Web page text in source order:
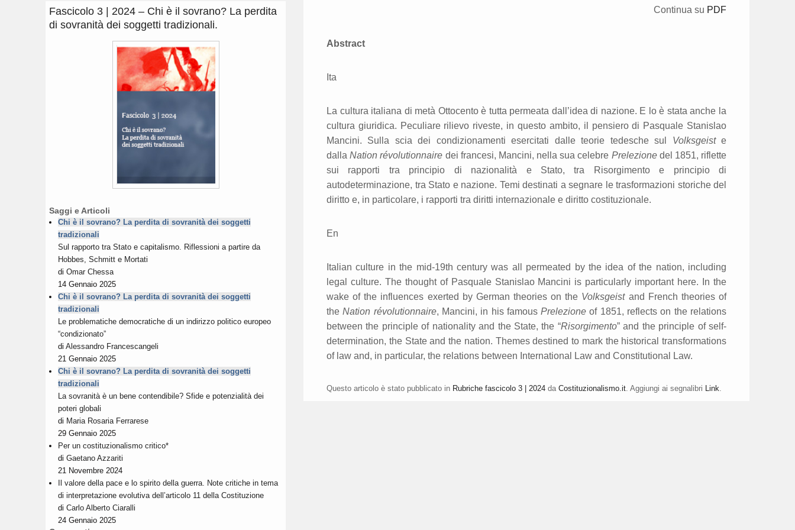
Continua su PDF
Abstract
Ita
La cultura italiana di metà Ottocento è tutta permeata dall’idea di nazione. E lo è stata anche la
cultura giuridica. Peculiare rilievo riveste, in questo ambito, il pensiero di Pasquale Stanislao
Mancini. Sulla scia dei condizionamenti esercitati dalle teorie tedesche sul Volksgeiste
dallaNation révolutionnaire dei francesi, Mancini, nella sua celebre Prelezionedel 1851, riflette
sui rapporti tra principio di nazionalità e Stato, tra Risorgimento e principio di
autodeterminazione, tra Stato e nazione. Temi destinati a segnare le trasformazioni storiche del
diritto e, in particolare, i rapporti tra diritti internazionale e diritto costituzionale.
En
Italian culture in the mid-19th century was all permeated by the idea of the nation, including
legal culture. The thought of Pasquale Stanislao Mancini is particularly important here. In the
wake of the influences exerted by German theories on the Volksgeistand French theories of
theNation révolutionnaire, Mancini, in his famousPrelezione of 1851, reflects on the relations
between the principle of nationality and the State, the “Risorgimento” and the principle of self-
determination, the State and the nation. Themes destined to mark the historical transformations
of law and, in particular, the relations between International Law and Constitutional Law.
Questo articolo è stato pubblicato in Rubriche fascicolo 3 | 2024 da Costituzionalismo.it . Aggiungi ai segnalibri Link
Fascicolo 3 | 2024 – Chi è il sovrano? La perdita
di sovranità dei soggetti tradizionali.
Saggi e Articoli
Chi è il sovrano? La perdita di sovranità dei soggetti
tradizionali
Sul rapporto tra Stato e capitalismo. Riflessioni a partire da
Hobbes, Schmitt e Mortati
di Omar Chessa
14 Gennaio 2025
Chi è il sovrano? La perdita di sovranità dei soggetti
tradizionali
Le problematiche democratiche di un indirizzo politico europeo
“condizionato”
di Alessandro Francescangeli
21 Gennaio 2025
Chi è il sovrano? La perdita di sovranità dei soggetti
tradizionali
La sovranità è un bene contendibile? Sfide e potenzialità dei
poteri globali
di Maria Rosaria Ferrarese
29 Gennaio 2025
Per un costituzionalismo critico*
di Gaetano Azzariti
21 Novembre 2024
Il valore della pace e lo spirito della guerra. Note critiche in tema
di interpretazione evolutiva dell’articolo 11 della Costituzione
di Carlo Alberto Ciaralli
24 Gennaio 2025